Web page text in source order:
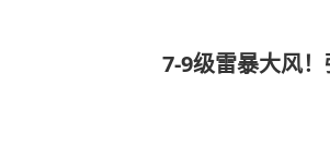
7-9级雷暴大风！